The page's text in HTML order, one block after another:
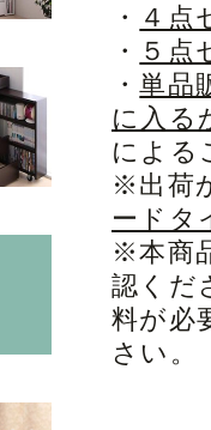
・ ４点
・ ５点
・単品
に入る
による
※出荷
ードタ
※本商
認くだ
料が必
さい。